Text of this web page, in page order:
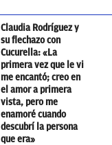
Claudia Rodríguez y
su flechazo con
Cucurella: «La
primera vez que le vi
me encantó; creo en
el amor a primera
vista, pero me
enamoré cuando
descubrí la persona
que era»